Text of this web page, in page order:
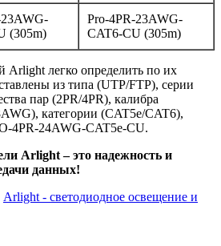
(305m)
Pro-4PR-23AWG-
CAT6-CU (305m)
Arlight легко определить по их
из типа (UTP/FTP), серии
пар (2PR/4PR), калибра
категории (CAT5e/CAT6),
4PR-24AWG-CAT5e-CU.
Arlight – это надежность и
данных!
Arlight - светодиодное освещение и